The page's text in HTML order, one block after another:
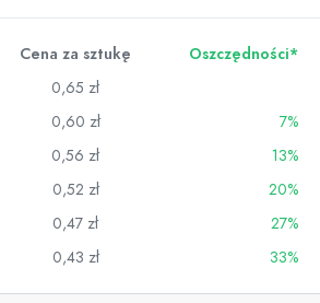
Cena za sztukę
Oszczędności*
0,65 zł
0,60 zł
7%
0,56 zł
13%
0,52 zł
20%
0,47 zł
27%
0,43 zł 33%